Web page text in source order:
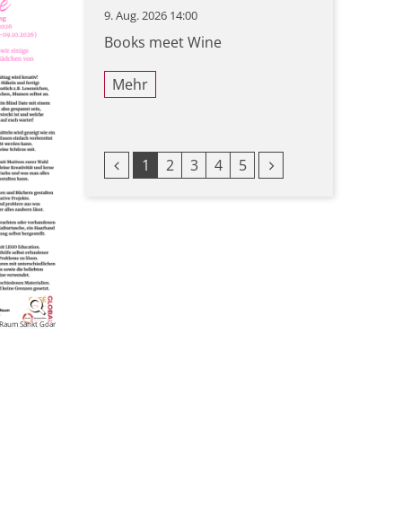
Sankt Goar
9. Aug. 2026 14:00
Books meet Wine
Mehr
Vorherige Seite
1 2 3 4 5 Nächste Seite